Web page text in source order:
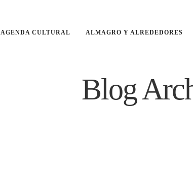
AGENDA CULTURAL ALMAGRO Y ALREDEDORES
Blog